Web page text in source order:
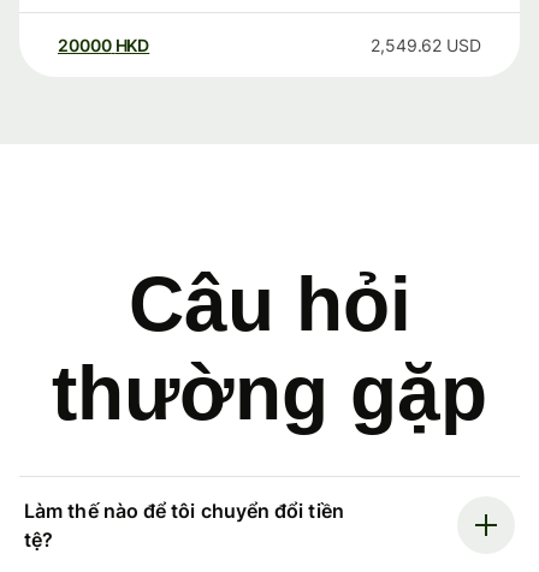
20000 HKD 2,549.62 USD
Câu hỏi
thường gặp
Làm thế nào để tôi chuyển đổi tiền
tệ?